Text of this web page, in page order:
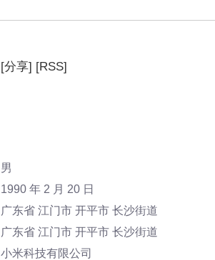
[分享] [RSS]
男
1990 年 2 月 20 日
广东省 江门市 开平市 长沙街道
广东省 江门市 开平市 长沙街道
小米科技有限公司